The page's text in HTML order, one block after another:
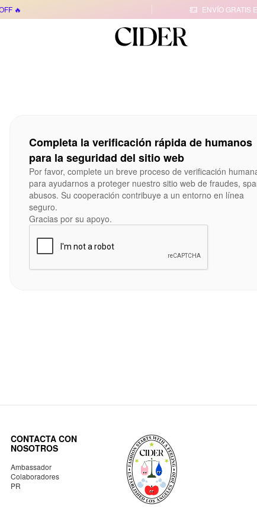
🔥 ENVÍO GRATIS
Completa la verificación rápida de humanos
para la seguridad del sitio web
Por favor, complete un breve proceso de verificación
para ayudarnos a proteger nuestro sitio web de fraudes,
abusos. Su cooperación contribuye a un entorno en línea
seguro.
Gracias por su apoyo.
CONTACTA CON
NOSOTROS
Ambassador
Colaboradores
PR